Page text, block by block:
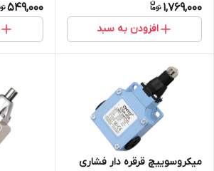
1,769,000
افزودن به سبد
549,000
میکروسوییچ قرقره دار فشاری